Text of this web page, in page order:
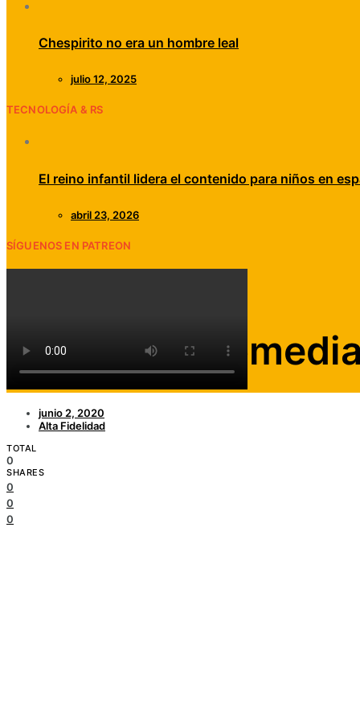
Chespirito no era un hombre leal
julio 12, 2025
TECNOLOGÍA & RS
El reino infantil lidera el contenido para niños en
abril 23, 2026
SÍGUENOS EN PATREON
Falleció el
junio 2, 2020
Alta Fidelidad
TOTAL
0
SHARES
0
0
0